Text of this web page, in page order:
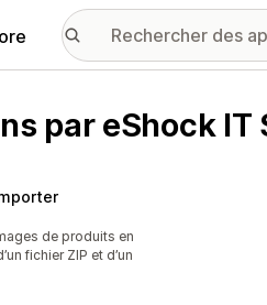
par eShock IT
de produits en
fichier ZIP et d’un